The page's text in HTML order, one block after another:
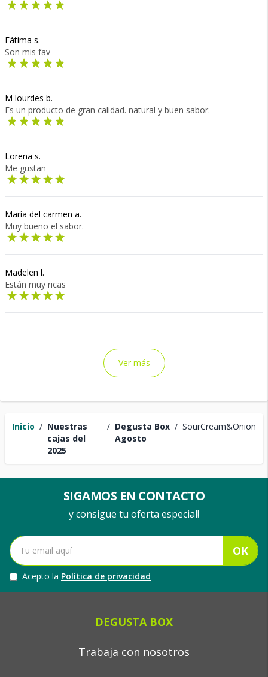
Inicio / Nuestras
cajas del
2025
/ Degusta Box
Agosto
/ SourCream&Onion
Fátima s.
Son mis fav
M lourdes b.
Es un producto de gran calidad. natural y buen sabor.
Lorena s.
Me gustan
María del carmen a.
Muy bueno el sabor.
Madelen l.
Están muy ricas
Ver más
SIGAMOS EN CONTACTO
y consigue tu oferta especial!
OK
Acepto la Política de privacidad
DEGUSTA BOX
Trabaja con nosotros